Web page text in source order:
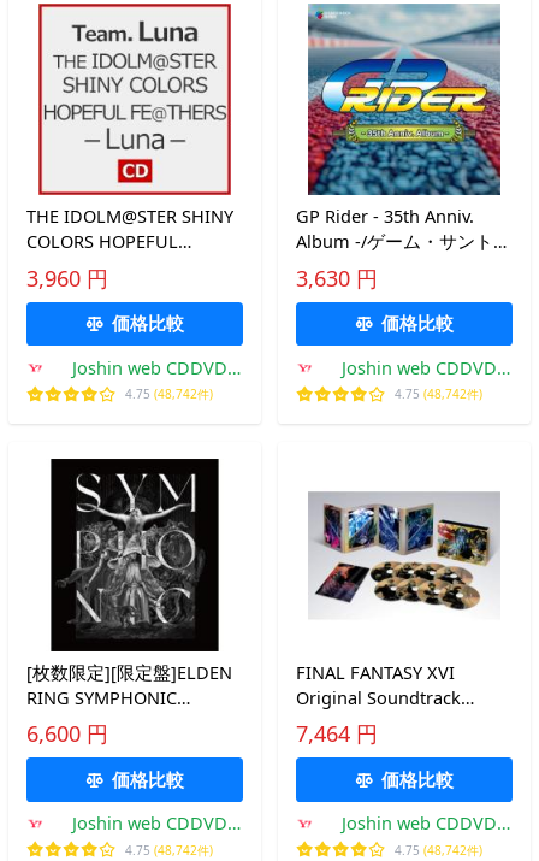
THE IDOLM@STER SHINY
COLORS HOPEFUL
FE@THERS -
Luna-/Team.Luna[CD]【返
品種別A】
3,960 円
価格比較
Joshin web CDDVD
Yahoo!店
4.75 (48,742件)
GP Rider - 35th Anniv.
Album -/ゲーム・サントラ
[CD]【返品種別A】
3,630 円
価格比較
Joshin web CDDVD
Yahoo!店
4.75 (48,742件)
[枚数限定][限定盤]ELDEN
RING SYMPHONIC
ADVENTURE -CONCERT
ALBUM-/ゲーム・ミュージ
ック[CD]【返品種別A】
6,600 円
価格比較
Joshin web CDDVD
Yahoo!店
4.75 (48,742件)
FINAL FANTASY XVI
Original Soundtrack
Ultimate Edition/ゲーム・
ミュージック[CD]【返品種
7,464 円
価格比較
Joshin web CDDVD
Yahoo!店
4.75 (48,742件)